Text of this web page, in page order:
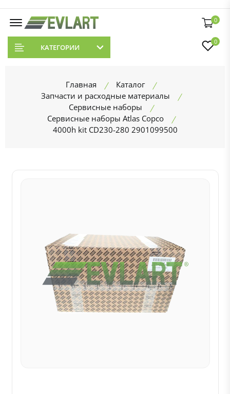
0
КАТЕГОРИИ
0
Главная
Каталог
Запчасти и расходные материалы
Сервисные наборы
Сервисные наборы Atlas Copco
4000h kit CD230-280 2901099500